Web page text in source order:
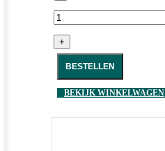
+
BESTELLEN
BEKIJK WINKELWAGEN